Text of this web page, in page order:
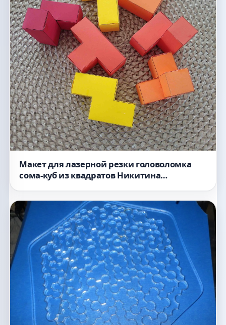
Макет для лазерной резки головоломка
сома-куб из квадратов Никитина